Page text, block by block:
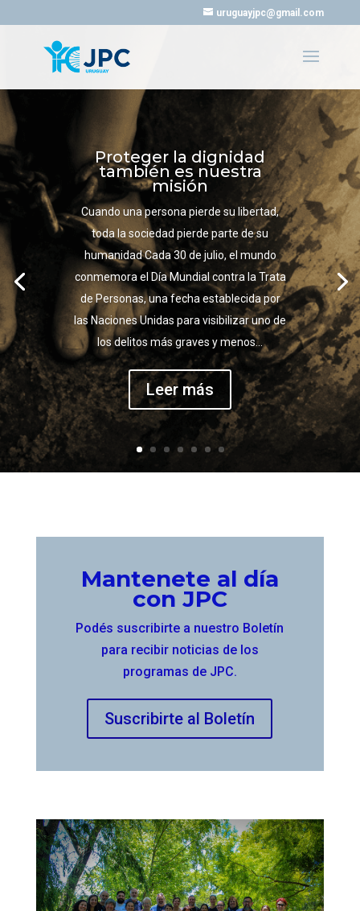
uruguayjpc@gmail.com
Proteger la dignidad
también es nuestra
misión
Cuando una persona pierde su libertad,
toda la sociedad pierde parte de su
humanidad Cada 30 de julio, el mundo
conmemora el Día Mundial contra la Trata
de Personas, una fecha establecida por
las Naciones Unidas para visibilizar uno de
los delitos más graves y menos...
Leer más
Mantenete al día
con JPC
Podés suscribirte a nuestro Boletín
para recibir noticias de los
programas de JPC.
Suscribirte al Boletín